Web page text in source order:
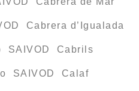
Cabrera d’Igualada
SAIVOD Cabrils
SAIVOD Calaf